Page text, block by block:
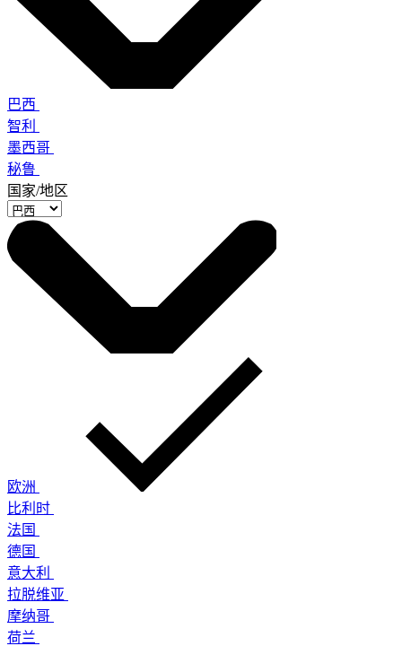
巴西
智利
墨西哥
秘鲁
国家/地区
欧洲
比利时
法国
德国
意大利
拉脱维亚
摩纳哥
荷兰